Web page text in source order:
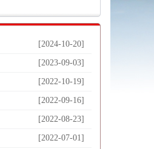
[2024-10-20]
[2023-09-03]
[2022-10-19]
[2022-09-16]
[2022-08-23]
[2022-07-01]